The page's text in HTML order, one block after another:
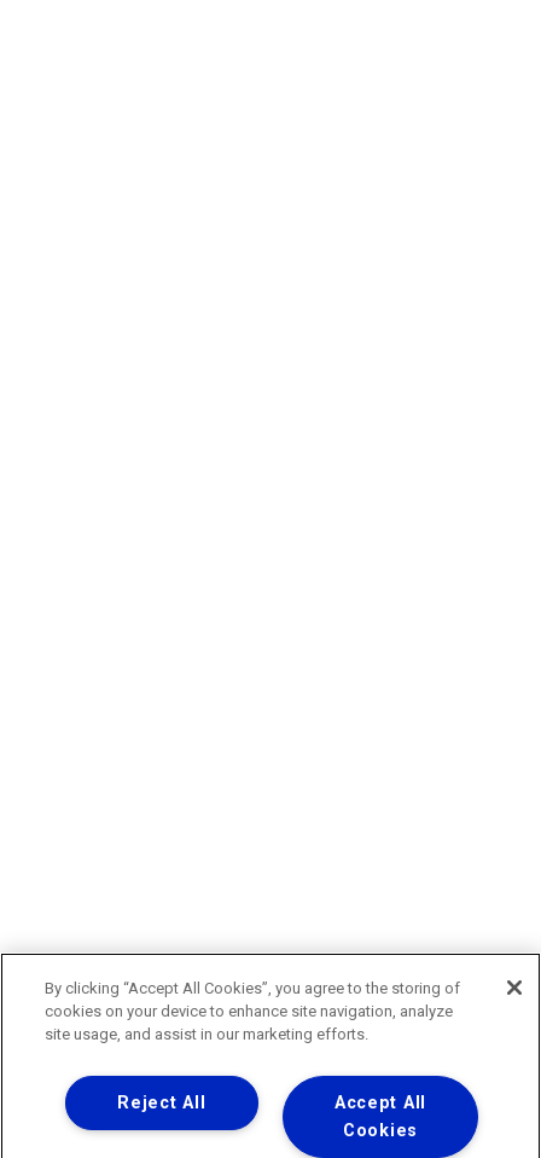
By clicking “Accept All Cookies”, you agree to the storing of
cookies on your device to enhance site navigation, analyze
site usage, and assist in our marketing efforts.
Accept All
Cookies
Reject All